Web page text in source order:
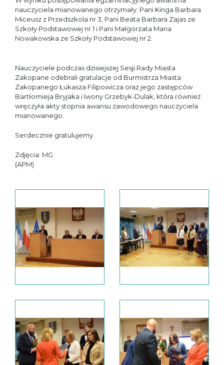
nauczyciela mianowanego otrzymały: Pani Kinga Barbara
Miceusz z Przedszkola nr 3, Pani Beata Barbara Zajas ze
Szkoły Podstawowej nr 1 i Pani Małgorzata Maria
Nowakowska ze Szkoły Podstawowej nr 2.
Nauczyciele podczas dzisiejszej Sesji Rady Miasta
Zakopane odebrali gratulacje od Burmistrza Miasta
Zakopanego Łukasza Filipowicza oraz jego zastępców
Bartłomieja Bryjaka i Iwony Grzebyk-Dulak, która również
wręczyła akty stopnia awansu zawodowego nauczyciela
mianowanego.
Serdecznie gratulujemy.
Zdjęcia: MG
(APM)